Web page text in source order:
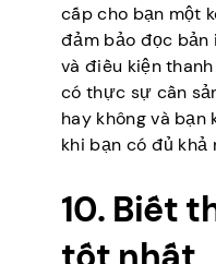
cấp cho bạn một
đảm bảo đọc bản
và điều kiện
có thực sự cần
hay không và
khi bạn có đủ khả
10. Biết